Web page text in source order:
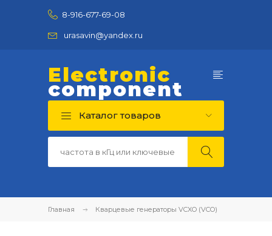
8-916-677-69-08
urasavin@yandex.ru
Electronic
component
Каталог товаров
Главная Кварцевые генераторы VCXO (VCO)